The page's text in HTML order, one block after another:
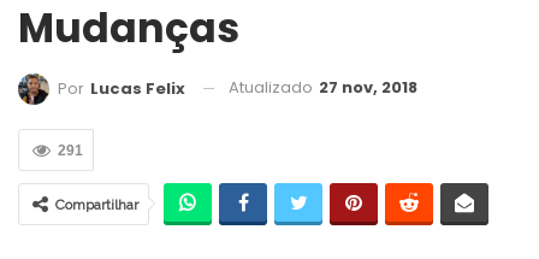
Mudanças
Por Lucas Felix Atualizado 27 nov, 2018
291
Compartilhar